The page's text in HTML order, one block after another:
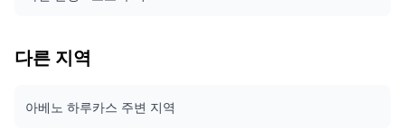
본 소주의 예술성에서 새로운 매력을 발견하게 될 것입니다.
수백 년의 역사를 간직한 이 증류주는, 숙성되는 대지 그 자체
스에는 영어를 구사하는 전문 통역 가이드가 동행하므로, 일본
다른 지역
아베노 하루카스 주변 지역